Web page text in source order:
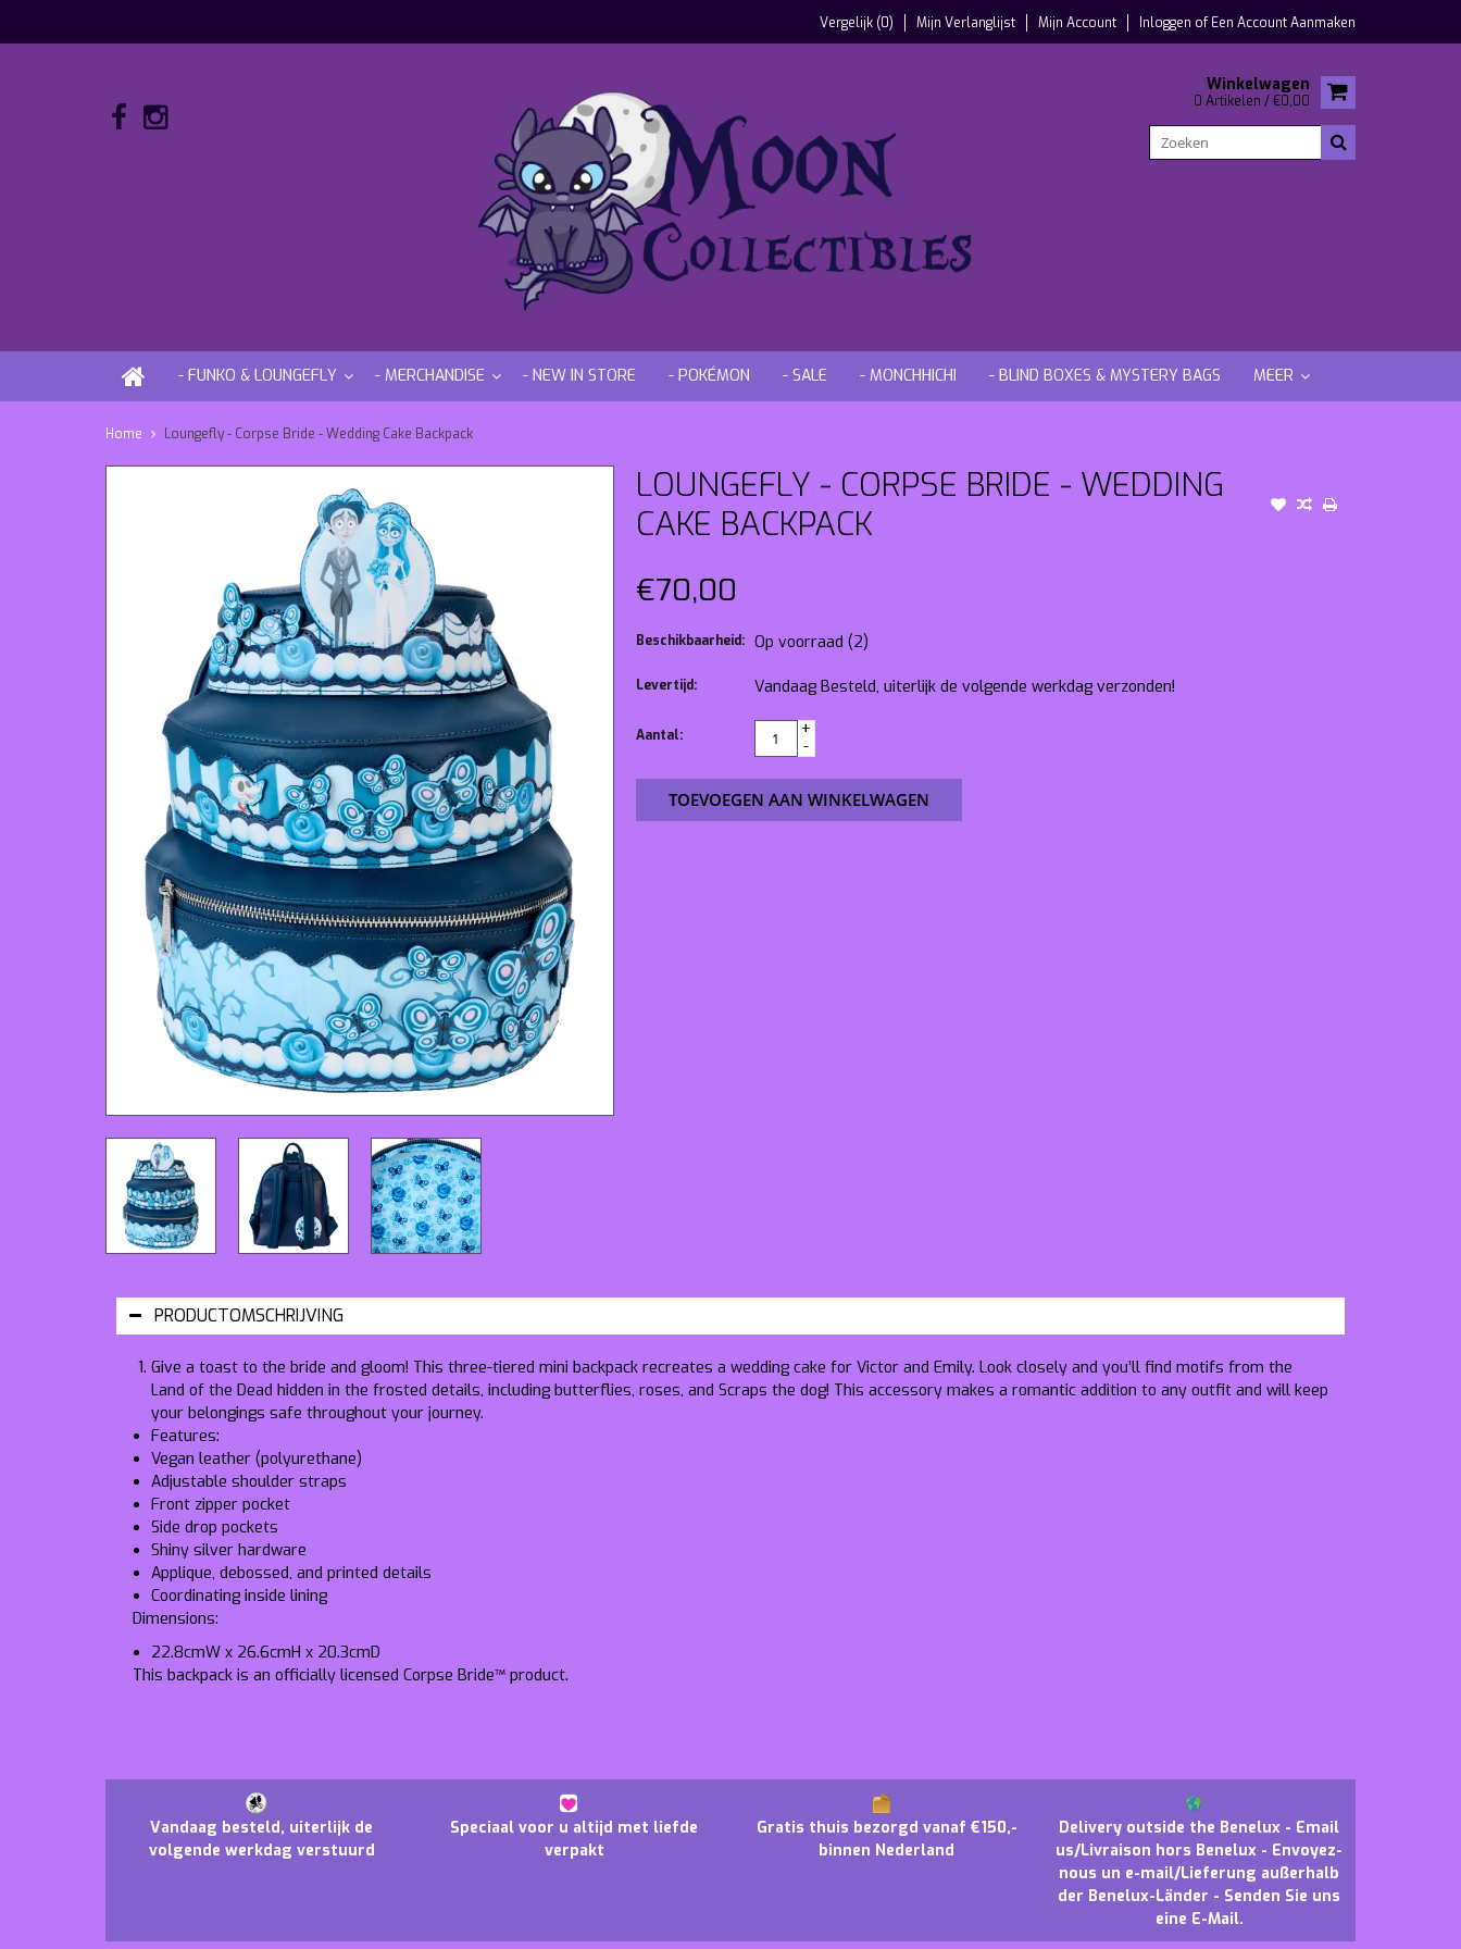
Vergelijk (0) Mijn Verlanglijst Mijn Account Inloggen ofEen Account Aanmaken
Winkelwagen
0 Artikelen / €0,00
- FUNKO & LOUNGEFLY - MERCHANDISE - NEW IN STORE - POKÉMON - SALE - MONCHHICHI - BLIND BOXES & MYSTERY BAGS MEER
Home Loungefly - Corpse Bride - Wedding Cake Backpack
LOUNGEFLY - CORPSE BRIDE - WEDDING
CAKE BACKPACK
€70,00
Beschikbaarheid: Op voorraad (2)
Levertijd: Vandaag Besteld, uiterlijk de volgende werkdag verzonden!
Aantal:
+
-
TOEVOEGEN AAN WINKELWAGEN
PRODUCTOMSCHRIJVING
Give a toast to the bride and gloom! This three-tiered mini backpack recreates a wedding cake for Victor and Emily. Look closely and you’ll find motifs from the
Land of the Dead hidden in the frosted details, including butterflies, roses, and Scraps the dog! This accessory makes a romantic addition to any outfit and will keep
your belongings safe throughout your journey.
Features:
Vegan leather (polyurethane)
Adjustable shoulder straps
Front zipper pocket
Side drop pockets
Shiny silver hardware
Applique, debossed, and printed details
Coordinating inside lining
Dimensions:
22.8cmW x 26.6cmH x 20.3cmD
This backpack is an officially licensed Corpse Bride™ product.
Vandaag besteld, uiterlijk de
volgende werkdag verstuurd
Speciaal voor u altijd met liefde
verpakt
Gratis thuis bezorgd vanaf €150,-
binnen Nederland
Delivery outside the Benelux - Email
us/Livraison hors Benelux - Envoyez-
nous un e-mail/Lieferung außerhalb
der Benelux-Länder - Senden Sie uns
eine E-Mail.